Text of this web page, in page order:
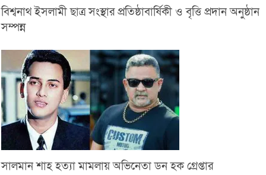
বিশ্বনাথ ইসলামী ছাত্র সংস্থার প্রতিষ্ঠাবার্ষিকী ও বৃত্তি প্রদান অনুষ্ঠান
সম্পন্ন
সালমান শাহ হত্যা মামলায় অভিনেতা ডন হক গ্রেপ্তার